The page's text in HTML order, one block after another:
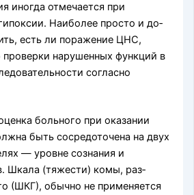
иногда отмечается при
Наиболее просто и до­
есть ли поражение ЦНС,
нарушенных функций в
со­гласно
больного при оказании
быть сосредоточена на двух
— уровне сознания и
Шкала (тяжести) комы, раз­
(ШКГ), обычно не применя­ется